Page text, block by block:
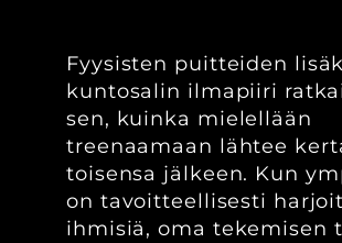
Fyysisten puitteiden
kuntosalin ilmapiiri
sen, kuinka mielellään
treenaamaan lähtee
toisensa jälkeen. Kun
on tavoitteellisesti
ihmisiä, oma tekemisen